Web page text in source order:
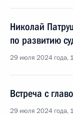
Николай
по развитию
29 июля 2024 года,
Встреча с
29 июля 2024 года,